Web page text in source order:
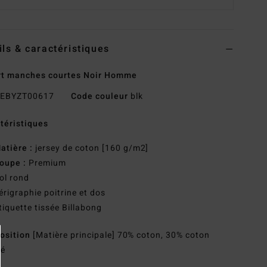
& caractéristiques
manches courtes Noir Homme
EBYZT00617 Code couleur blk
: jersey de coton [160 g/m2]
: Premium
rond
poitrine et dos
tissée Billabong
[Matière principale] 70% coton, 30% coton